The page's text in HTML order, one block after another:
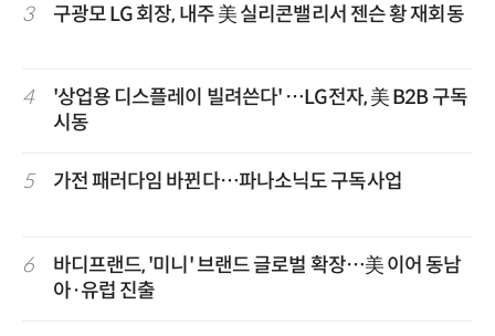
3 구광모 LG 회장, 내주 美 실리콘밸리서 젠슨 황 재회동
4
'상업용 디스플레이 빌려쓴다' …LG전자, 美 B2B 구독
시동
5 가전 패러다임 바뀐다…파나소닉도 구독사업
6
바디프랜드, '미니' 브랜드 글로벌 확장…美 이어 동남
아·유럽 진출